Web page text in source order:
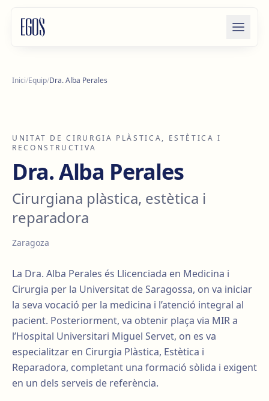
Inici/Equip/Dra. Alba Perales
UNITAT DE CIRURGIA PLÀSTICA, ESTÈTICA I
RECONSTRUCTIVA
Dra. Alba Perales
Cirurgiana plàstica, estètica i
reparadora
Zaragoza
La Dra. Alba Perales és Llicenciada en Medicina i
Cirurgia per la Universitat de Saragossa, on va iniciar
la seva vocació per la medicina i l’atenció integral al
pacient. Posteriorment, va obtenir plaça via MIR a
l’Hospital Universitari Miguel Servet, on es va
especialitzar en Cirurgia Plàstica, Estètica i
Reparadora, completant una formació sòlida i exigent
en un dels serveis de referència.